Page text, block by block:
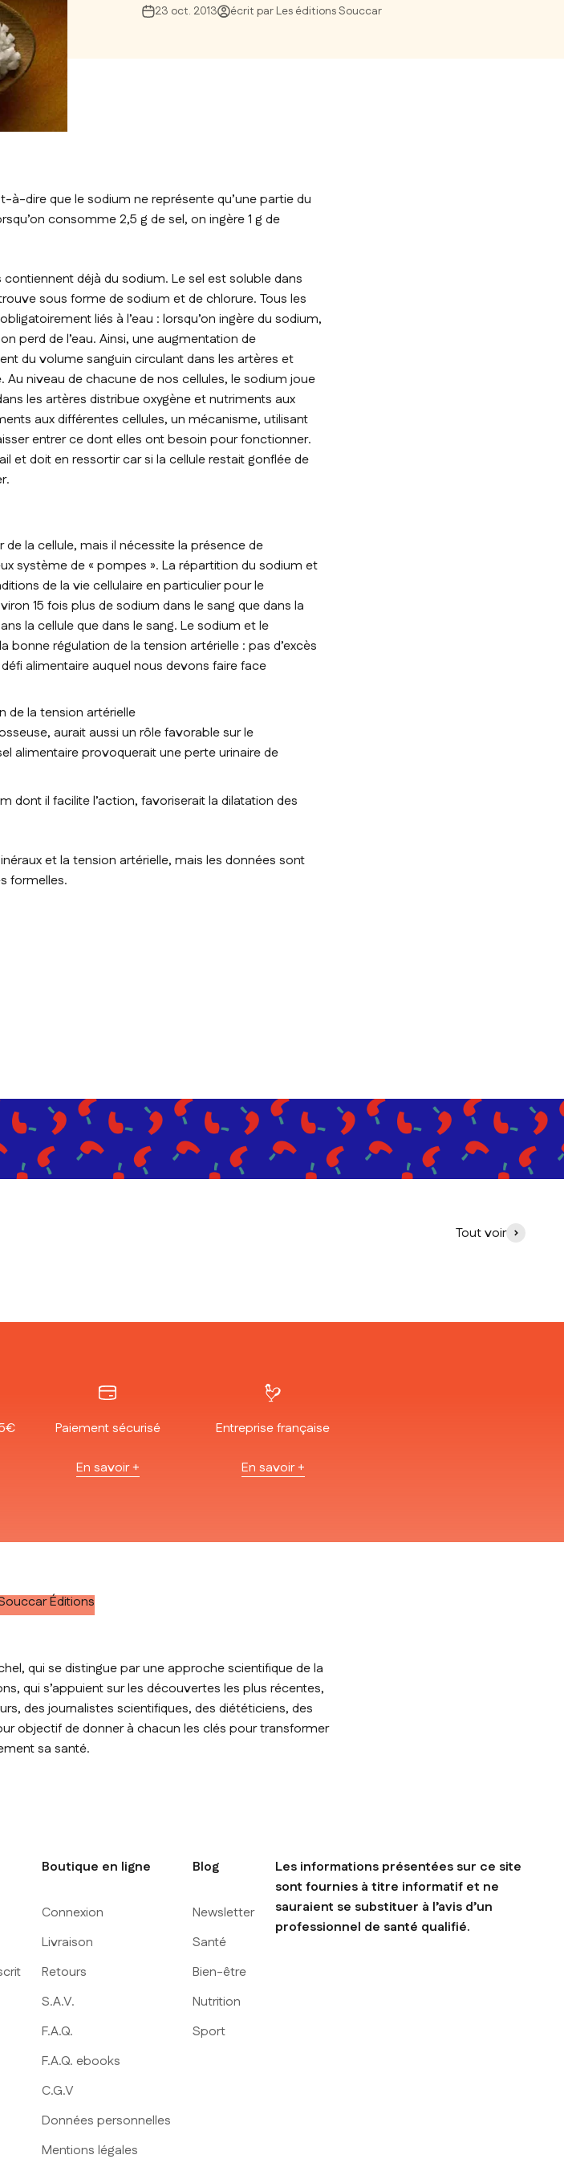
23 oct. 2013 écrit par Les éditions Souccar
dire que le sodium ne représente qu’une partie du
consomme 2,5 g de sel, on ingère 1 g de
déjà du sodium. Le sel est soluble dans
sous forme de sodium et de chlorure. Tous les
liés à l’eau : lorsqu’on ingère du sodium,
perd de l’eau. Ainsi, une augmentation de
du volume sanguin circulant dans les artères et
niveau de chacune de nos cellules, le sodium joue
les artères distribue oxygène et nutriments aux
aux différentes cellules, un mécanisme, utilisant
entrer ce dont elles ont besoin pour fonctionner.
et doit en ressortir car si la cellule restait gonflée de
la cellule, mais il nécessite la présence de
système de « pompes ». La répartition du sodium et
de la vie cellulaire en particulier pour le
15 fois plus de sodium dans le sang que dans la
la cellule que dans le sang. Le sodium et le
régulation de la tension artérielle : pas d’excès
alimentaire auquel nous devons faire face
de la tension artérielle
aurait aussi un rôle favorable sur le
alimentaire provoquerait une perte urinaire de
dont il facilite l’action, favoriserait la dilatation des
et la tension artérielle, mais les données sont
formelles.
Tout voir
Paiement sécurisé
En savoir +
Entreprise française
En savoir +
Éditions
qui se distingue par une approche scientifique de la
qui s’appuient sur les découvertes les plus récentes,
des journalistes scientifiques, des diététiciens, des
objectif de donner à chacun les clés pour transformer
sa santé.
Boutique en ligne
Connexion
Livraison
Retours
S.A.V.
F.A.Q.
F.A.Q. ebooks
C.G.V
Données personnelles
Mentions légales
Blog
Newsletter
Santé
Bien-être
Nutrition
Sport
Les informations présentées sur ce site
sont fournies à titre informatif et ne
sauraient se substituer à l’avis d’un
professionnel de santé qualifié.